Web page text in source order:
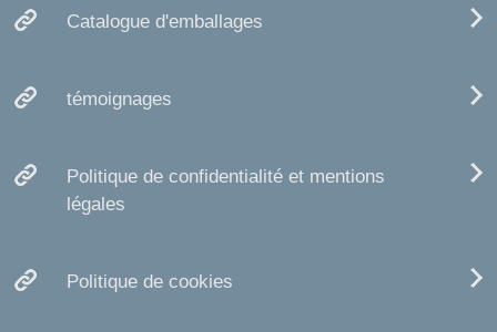
Catalogue d'emballages
témoignages
Politique de confidentialité et mentions
légales
Politique de cookies